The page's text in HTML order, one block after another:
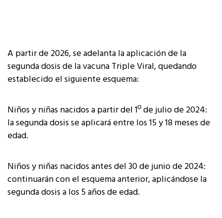
A partir de 2026, se adelanta la aplicación de la
segunda dosis de la vacuna Triple Viral, quedando
establecido el siguiente esquema:
Niños y niñas nacidos a partir del 1º de julio de 2024:
la segunda dosis se aplicará entre los 15 y 18 meses de
edad.
Niños y niñas nacidos antes del 30 de junio de 2024:
continuarán con el esquema anterior, aplicándose la
segunda dosis a los 5 años de edad.